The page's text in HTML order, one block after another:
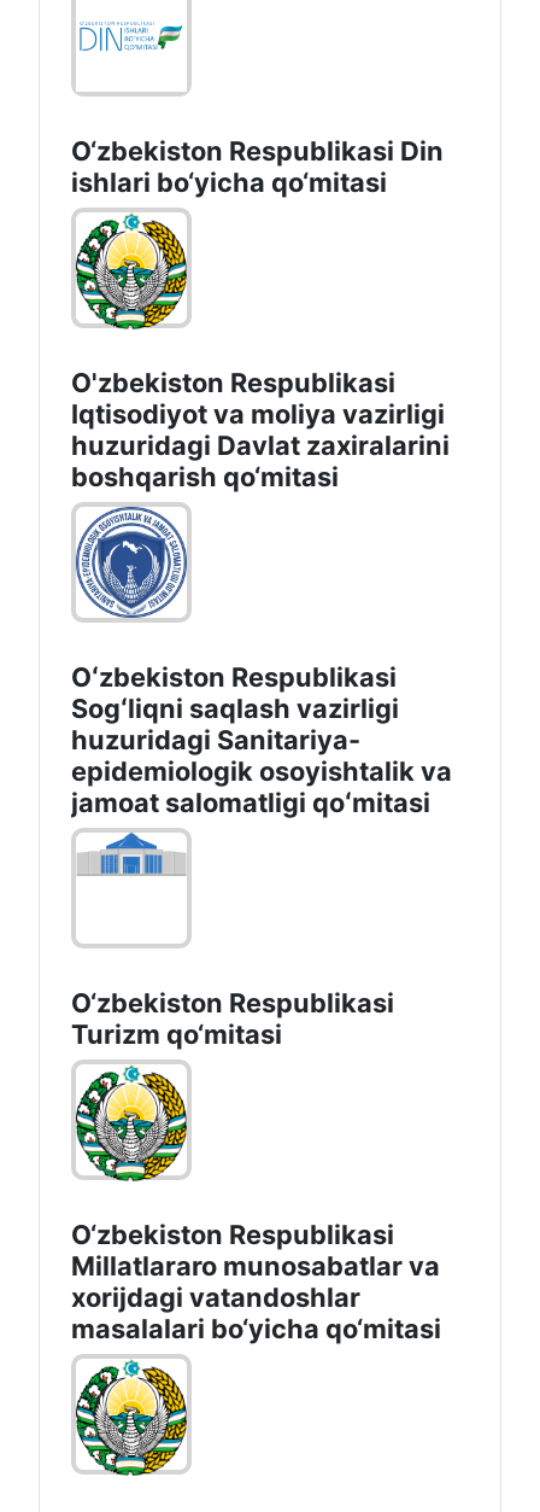
O‘zbekiston Respublikаsi Din
ishlаri bo‘yichа qo‘mitаsi
O'zbekiston Respublikasi
Iqtisodiyot va moliya vazirligi
huzuridаgi Dаvlаt zаxirаlаrini
boshqаrish qo‘mitаsi
Oʻzbekiston Respublikasi
Sogʻliqni saqlash vazirligi
huzuridagi Sanitariya-
epidemiologik osoyishtalik va
jamoat salomatligi qoʻmitasi
O‘zbekiston Respublikasi
Turizm qo‘mitasi
O‘zbekiston Respublikasi
Millatlararo munosabatlar va
xorijdagi vatandoshlar
masalalari bo‘yicha qo‘mitasi